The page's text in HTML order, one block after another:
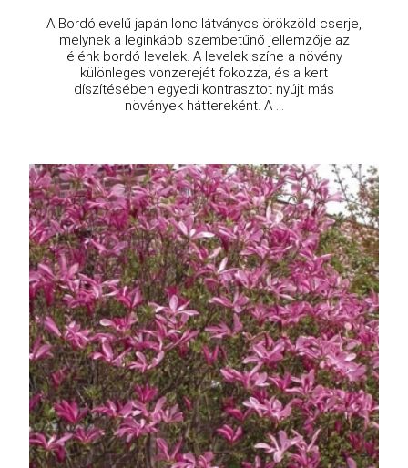
A Bordólevelű japán lonc látványos örökzöld cserje,
melynek a leginkább szembetűnő jellemzője az
élénk bordó levelek. A levelek színe a növény
különleges vonzerejét fokozza, és a kert
díszítésében egyedi kontrasztot nyújt más
növények háttereként. A ...